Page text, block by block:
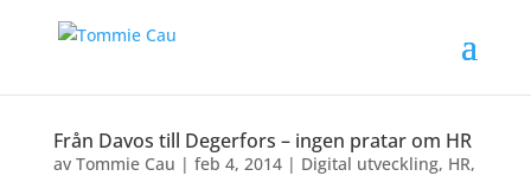
Från Davos till Degerfors – ingen pratar om HR
av Tommie Cau | feb 4, 2014| Digital utveckling, HR,